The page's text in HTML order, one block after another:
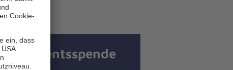
Testamentsspende